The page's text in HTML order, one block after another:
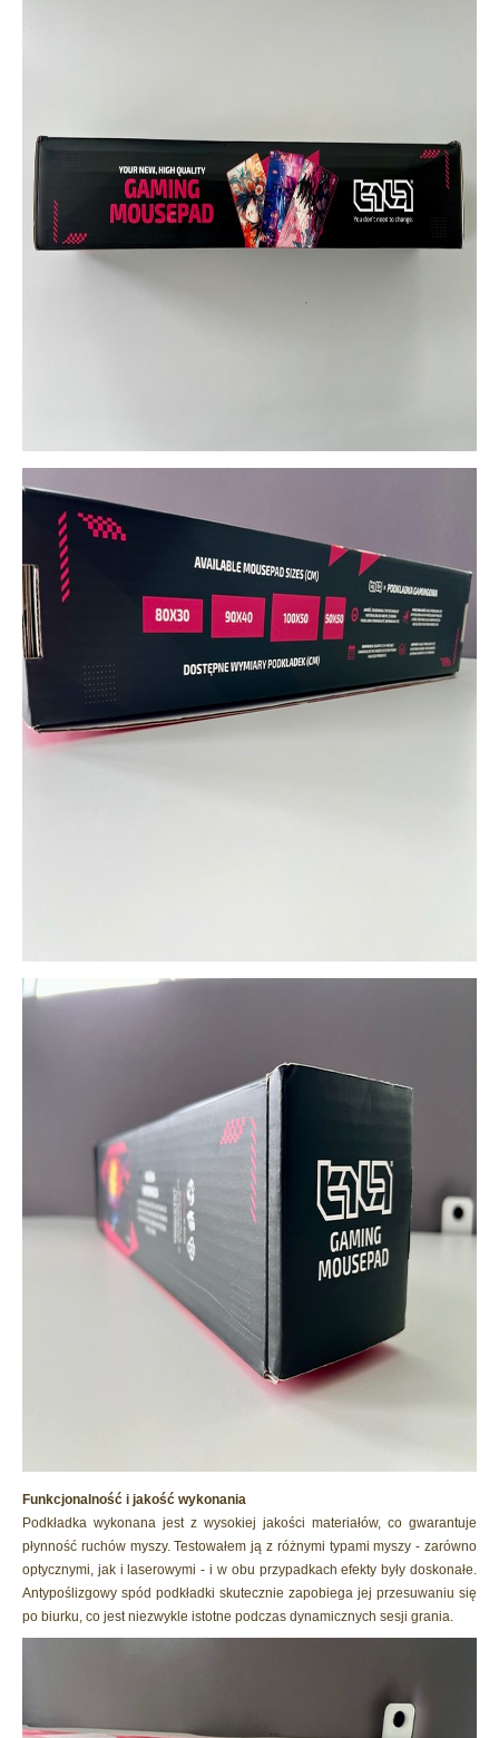
Funkcjonalność i jakość wykonania
Podkładka wykonana jest z wysokiej jakości materiałów, co gwarantuje
płynność ruchów myszy. Testowałem ją z różnymi typami myszy - zarówno
optycznymi, jak i laserowymi - i w obu przypadkach efekty były doskonałe.
Antypoślizgowy spód podkładki skutecznie zapobiega jej przesuwaniu się
po biurku, co jest niezwykle istotne podczas dynamicznych sesji grania.